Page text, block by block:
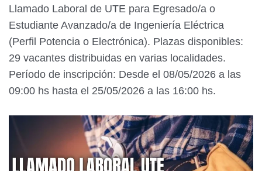
Llamado Laboral de UTE para Egresado/a o
Estudiante Avanzado/a de Ingeniería Eléctrica
(Perfil Potencia o Electrónica). Plazas disponibles:
29 vacantes distribuidas en varias localidades.
Período de inscripción: Desde el 08/05/2026 a las
09:00 hs hasta el 25/05/2026 a las 16:00 hs.